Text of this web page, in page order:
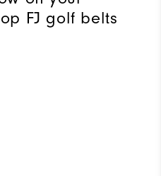
FJ golf belts